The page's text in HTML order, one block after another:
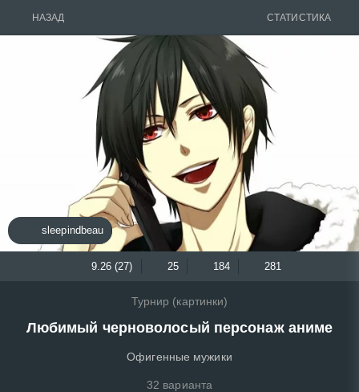
НАЗАД СТАТИСТИКА
sleepindbeau
9.26 (27) 25 184 281
Турнир (картинки)
Любимый черноволосый персонаж аниме
Офигенные мужики
32 варианта